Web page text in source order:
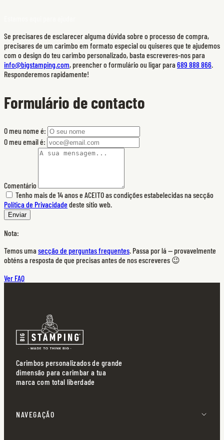
Se precisares de esclarecer alguma dúvida sobre o processo de compra,
precisares de um carimbo em formato especial ou quiseres que te ajudemos
com o design do teu carimbo personalizado, basta escreveres-nos para
info@bigstamping.com, preencher o formulário ou ligar para689 888 866.
Responderemos rapidamente!
Formulário de contacto
O meu nome é:
O meu email é:
Comentário
Tenho mais de 14 anos e ACEITO as condições estabelecidas na secção
Política de Privacidade deste sítio web.
Enviar
Nota:
Temos umasecção de perguntas frequentes. Passa por lá — provavelmente
obténs a resposta de que precisas antes de nos escreveres 😉
Ver FAQ
Carimbos personalizados de grande
dimensão para carimbar a tua
marca com total liberdade
NAVEGAÇÃO